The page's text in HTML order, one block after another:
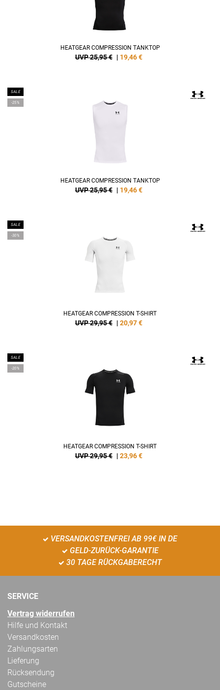
HEATGEAR COMPRESSION TANKTOP
UVP 25,95 € | 19,46€
SALE
-25%
HEATGEAR COMPRESSION TANKTOP
UVP 25,95 € | 19,46€
SALE
-30%
HEATGEAR COMPRESSION T-SHIRT
UVP 29,95 € | 20,97€
SALE
-20%
HEATGEAR COMPRESSION T-SHIRT
UVP 29,95 € | 23,96€
VERSANDKOSTENFREI AB 99€ IN DE
GELD-ZURÜCK-GARANTIE
30 TAGE RÜCKGABERECHT
SERVICE
Vertrag widerrufen
Hilfe und Kontakt
Versandkosten
Zahlungsarten
Lieferung
Rücksendung
Gutscheine